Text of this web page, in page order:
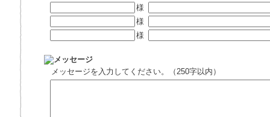
様
様
様
メッセージを入力してください。（250字以内）